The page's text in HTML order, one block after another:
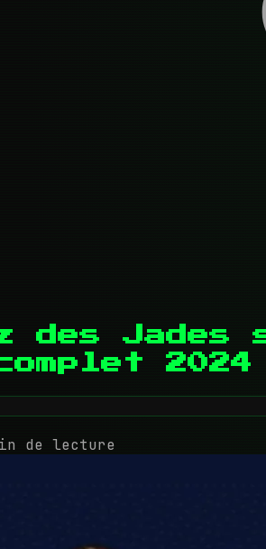
des
2024
de lecture